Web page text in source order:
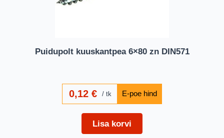
Puidupolt kuuskantpea 6×80 zn DIN571
0,12€ tk
Lisa korvi